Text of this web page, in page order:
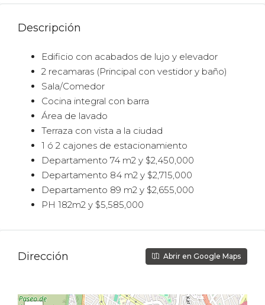
Descripción
Edificio con acabados de lujo y elevador
2 recamaras (Principal con vestidor y baño)
Sala/Comedor
Cocina integral con barra
Área de lavado
Terraza con vista a la ciudad
1 ó 2 cajones de estacionamiento
Departamento 74 m2 y $2,450,000
Departamento 84 m2 y $2,715,000
Departamento 89 m2 y $2,655,000
PH 182m2 y $5,585,000
Dirección Abrir en Google Maps